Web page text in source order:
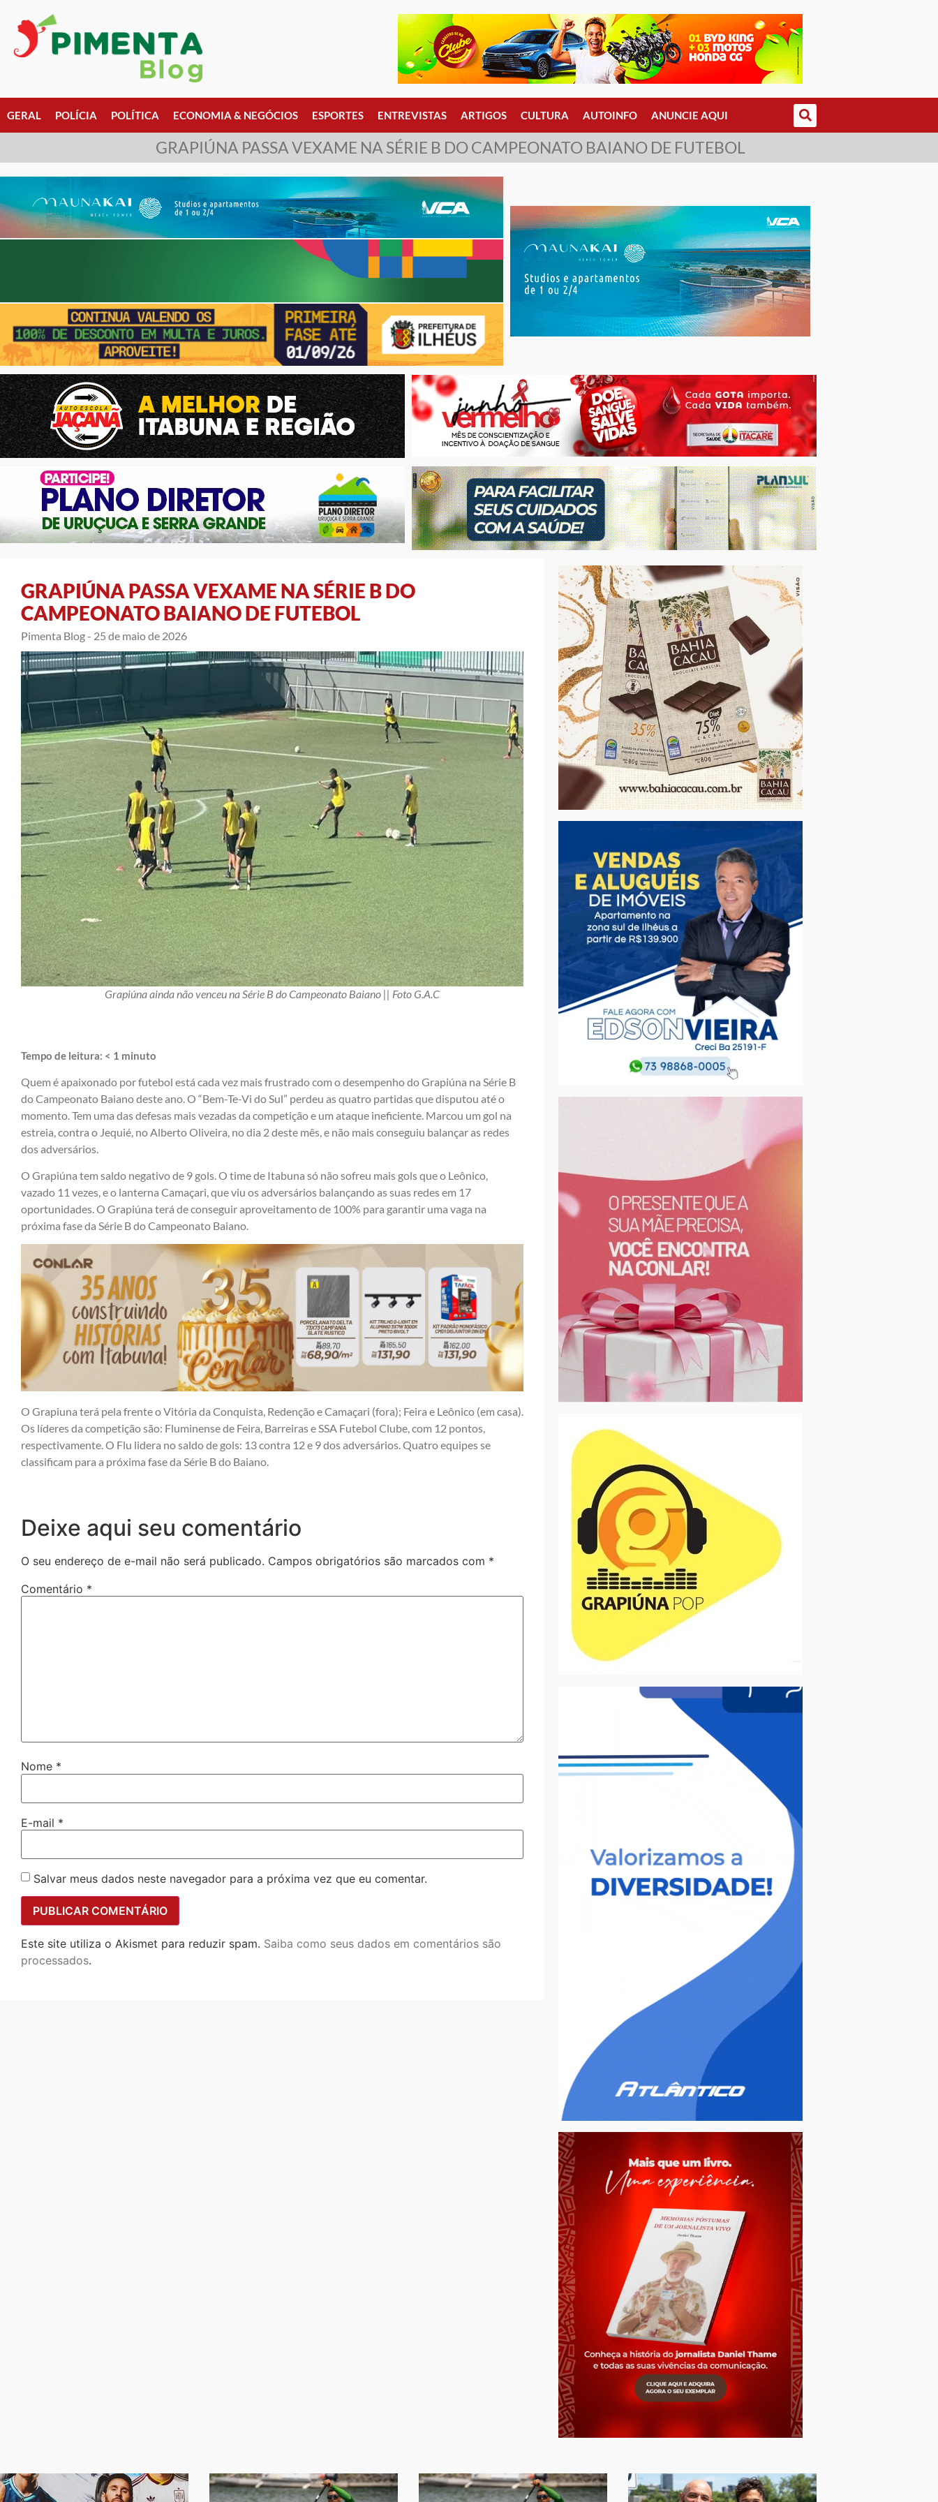
GERAL POLÍCIA POLÍTICA ECONOMIA & NEGÓCIOS ESPORTES ENTREVISTAS ARTIGOS CULTURA AUTOINFO ANUNCIE AQUI
GRAPIÚNA PASSA VEXAME NA SÉRIE B DO CAMPEONATO BAIANO DE FUTEBOL
GRAPIÚNA PASSA VEXAME NA SÉRIE B DO
CAMPEONATO BAIANO DE FUTEBOL
Pimenta Blog - 25 de maio de 2026
Grapiúna ainda não venceu na Série B do Campeonato Baiano || Foto G.A.C
Tempo de leitura: < 1 minuto
Quem é apaixonado por futebol está cada vez mais frustrado com o desempenho do Grapiúna na Série B
do Campeonato Baiano deste ano. O “Bem-Te-Vi do Sul” perdeu as quatro partidas que disputou até o
momento. Tem uma das defesas mais vezadas da competição e um ataque ineficiente. Marcou um gol na
estreia, contra o Jequié, no Alberto Oliveira, no dia 2 deste mês, e não mais conseguiu balançar as redes
dos adversários.
O Grapiúna tem saldo negativo de 9 gols. O time de Itabuna só não sofreu mais gols que o Leônico,
vazado 11 vezes, e o lanterna Camaçari, que viu os adversários balançando as suas redes em 17
oportunidades. O Grapiúna terá de conseguir aproveitamento de 100% para garantir uma vaga na
próxima fase da Série B do Campeonato Baiano.
O Grapiuna terá pela frente o Vitória da Conquista, Redenção e Camaçari (fora); Feira e Leônico (em casa).
Os líderes da competição são: Fluminense de Feira, Barreiras e SSA Futebol Clube, com 12 pontos,
respectivamente. O Flu lidera no saldo de gols: 13 contra 12 e 9 dos adversários. Quatro equipes se
classificam para a próxima fase da Série B do Baiano.
Deixe aqui seu comentário
O seu endereço de e-mail não será publicado. Campos obrigatórios são marcados com *
Comentário *
Nome *
E-mail *
Salvar meus dados neste navegador para a próxima vez que eu comentar.
Este site utiliza o Akismet para reduzir spam. Saiba como seus dados em comentários são
processados.